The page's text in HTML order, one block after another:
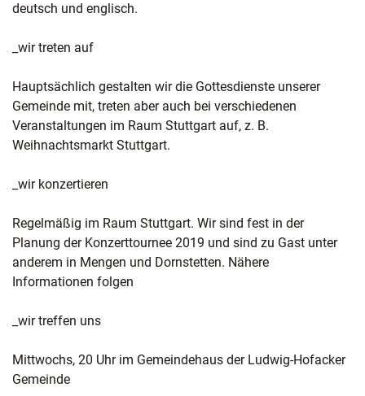
deutsch und englisch.
_wir treten auf
Hauptsächlich gestalten wir die Gottesdienste unserer
Gemeinde mit, treten aber auch bei verschiedenen
Veranstaltungen im Raum Stuttgart auf, z. B.
Weihnachtsmarkt Stuttgart.
_wir konzertieren
Regelmäßig im Raum Stuttgart. Wir sind fest in der
Planung der Konzerttournee 2019 und sind zu Gast unter
anderem in Mengen und Dornstetten. Nähere
Informationen folgen
_wir treffen uns
Mittwochs, 20 Uhr im Gemeindehaus der Ludwig-Hofacker
Gemeinde